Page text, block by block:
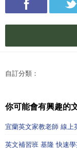
自訂分類：
你可能會有興趣的
宜蘭英文家教老師 線上
英文補習班 基隆 快速